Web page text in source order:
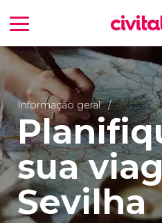
Informação geral
sua
Sevilha